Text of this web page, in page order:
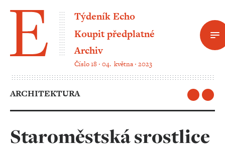
Týdeník Echo
Koupit předplatné
Archiv
Číslo 18 ‧ 04. května ‧ 2023
ARCHITEKTURA
Staroměstská srostlice